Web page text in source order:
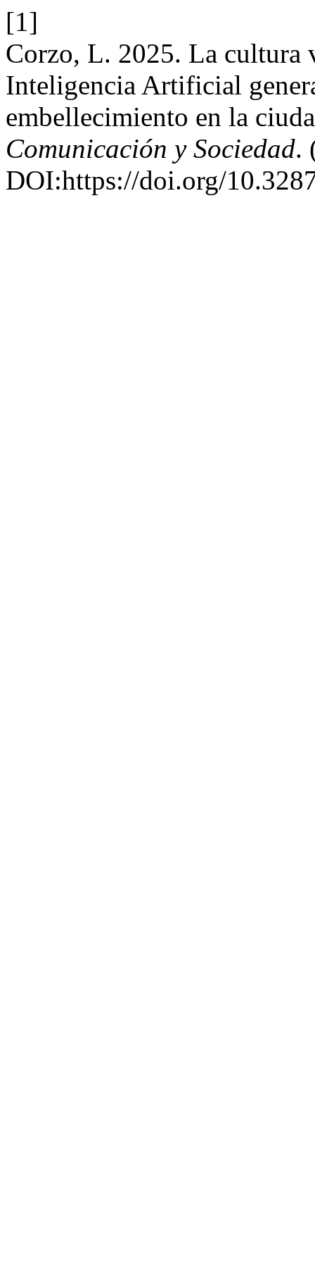
[1]
Corzo, L. 2025. La cultura
Inteligencia Artificial
embellecimiento en la
Comunicación y Sociedad.
DOI:https://doi.org/